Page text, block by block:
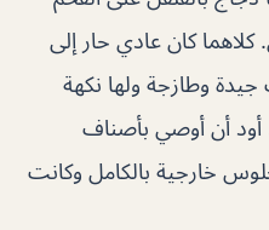
كان عادي حار إلى
وطازجة ولها نكهة
أود أن أوصي بأصناف
خارجية بالكامل وكانت